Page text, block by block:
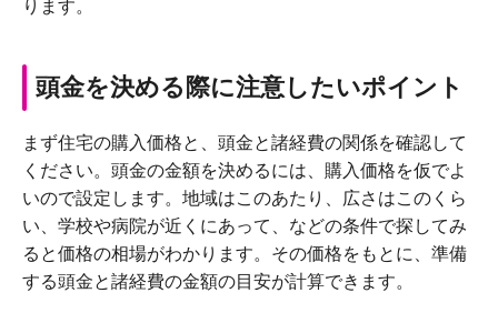
ります。
頭金を決める際に注意したいポイント
まず住宅の購入価格と、頭金と諸経費の関係を確認して
ください。頭金の金額を決めるには、購入価格を仮でよ
いので設定します。地域はこのあたり、広さはこのくら
い、学校や病院が近くにあって、などの条件で探してみ
ると価格の相場がわかります。その価格をもとに、準備
する頭金と諸経費の金額の目安が計算できます。